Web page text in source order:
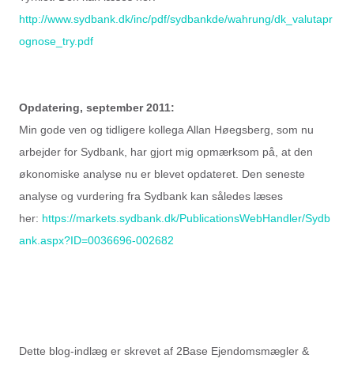
http://www.sydbank.dk/inc/pdf/sydbankde/wahrung/dk_valutapr
ognose_try.pdf
Opdatering, september 2011:
Min gode ven og tidligere kollega Allan Høegsberg, som nu
arbejder for Sydbank, har gjort mig opmærksom på, at den
økonomiske analyse nu er blevet opdateret. Den seneste
analyse og vurdering fra Sydbank kan således læses
her: https://markets.sydbank.dk/PublicationsWebHandler/Sydb
ank.aspx?ID=0036696-002682
Dette blog-indlæg er skrevet af 2Base Ejendomsmægler &